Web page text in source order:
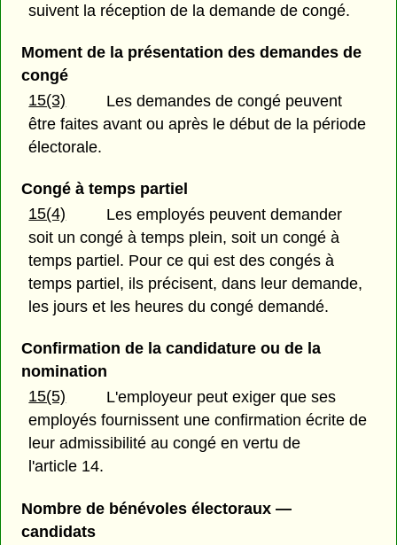
suivent la réception de la demande de congé.
Moment de la présentation des demandes de
congé
15(3)
Les demandes de congé peuvent
être faites avant ou après le début de la période
électorale.
Congé à temps partiel
15(4)
Les employés peuvent demander
soit un congé à temps plein, soit un congé à
temps partiel. Pour ce qui est des congés à
temps partiel, ils précisent, dans leur demande,
les jours et les heures du congé demandé.
Confirmation de la candidature ou de la
nomination
15(5)
L'employeur peut exiger que ses
employés fournissent une confirmation écrite de
leur admissibilité au congé en vertu de
l'article 14.
Nombre de bénévoles électoraux —
candidats